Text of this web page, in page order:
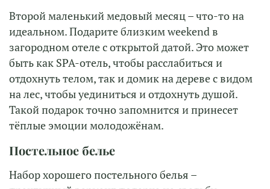
Второй маленький медовый месяц – что-то на
идеальном. Подарите близким weekend в
загородном отеле с открытой датой. Это может
быть как SPA-отель, чтобы расслабиться и
отдохнуть телом, так и домик на дереве с видом
на лес, чтобы уединиться и отдохнуть душой.
Такой подарок точно запомнится и принесет
тёплые эмоции молодожёнам.
Постельное белье
Набор хорошего постельного белья –